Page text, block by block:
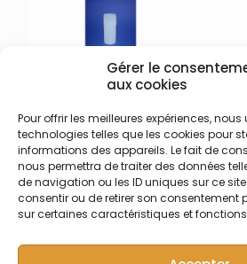
Gérer le
aux cookies
Pour offrir les meilleures expériences,
technologies telles que les cookies pour
informations des appareils. Le fait de
nous permettra de traiter des données
de navigation ou les ID uniques sur ce
consentir ou de retirer son consentement
sur certaines caractéristiques et
011-007-003 – Récipient
PFA 120 ml
Récipient de minéralisation,
digestion en PFA avec
filetage et cannelures de
serrage – Volume 120 ml –
60 x 124/161 (selon bouchon